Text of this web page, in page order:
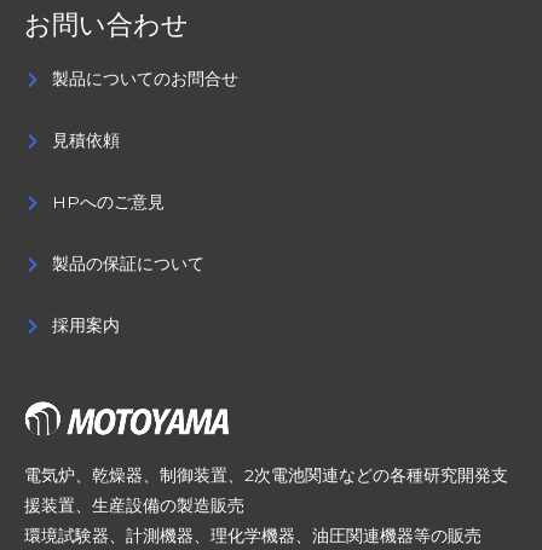
お問い合わせ
製品についてのお問合せ
見積依頼
HPへのご意見
製品の保証について
採用案内
電気炉、乾燥器、制御装置、2次電池関連などの各種研究開発支
援装置、生産設備の製造販売
環境試験器、計測機器、理化学機器、油圧関連機器等の販売